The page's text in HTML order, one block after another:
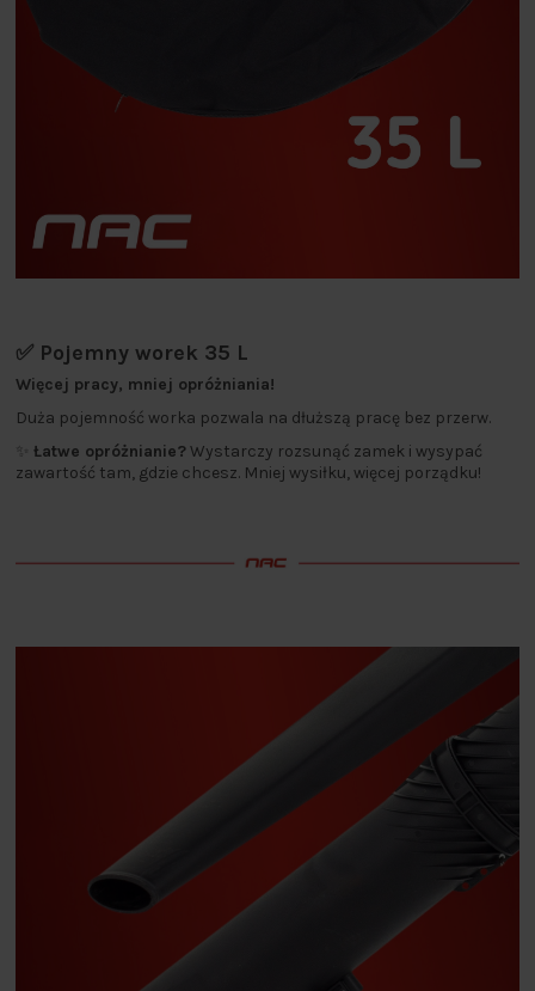
✅ Pojemny worek 35 L
Więcej pracy, mniej opróżniania!
Duża pojemność worka pozwala na dłuższą pracę bez przerw.
Łatwe opróżnianie?Wystarczy rozsunąć zamek i wysypać
zawartość tam, gdzie chcesz. Mniej wysiłku, więcej porządku!